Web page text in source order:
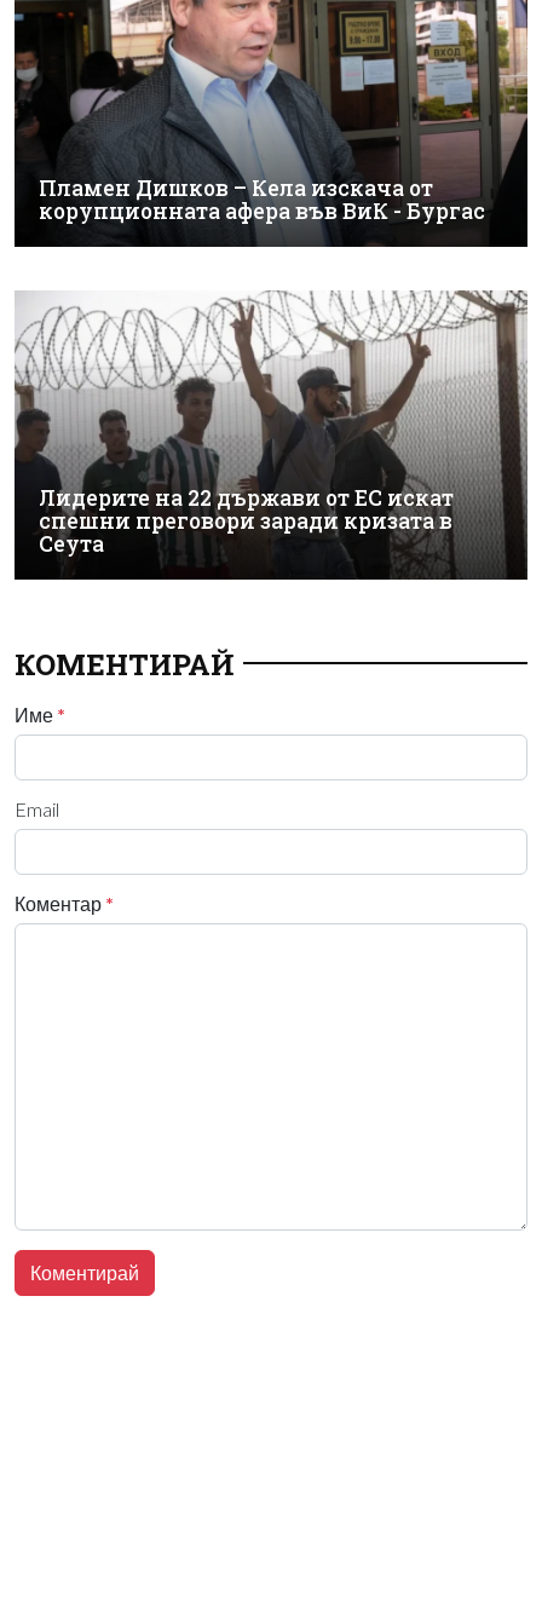
Пламен Дишков – Кела изскача от
корупционната афера във ВиК - Бургас
Лидерите на 22 държави от ЕС искат
спешни преговори заради кризата в
Сеута
КОМЕНТИРАЙ
Име *
Email
Коментар *